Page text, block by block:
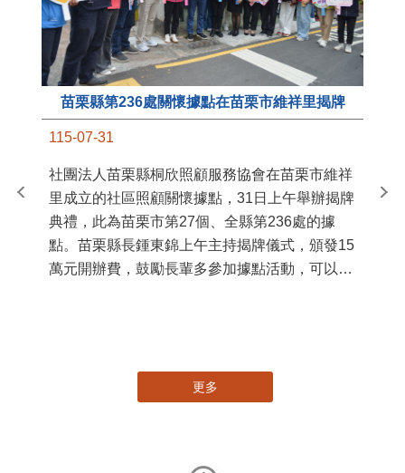
苗栗縣第236處關懷據點在苗栗市維祥里揭牌
115-07-31
社團法人苗栗縣桐欣照顧服務協會在苗栗市維祥
里成立的社區照顧關懷據點，31日上午舉辦揭牌
典禮，此為苗栗市第27個、全縣第236處的據
點。苗栗縣長鍾東錦上午主持揭牌儀式，頒發15
萬元開辦費，鼓勵長輩多參加據點活動，可以更
苗
更多